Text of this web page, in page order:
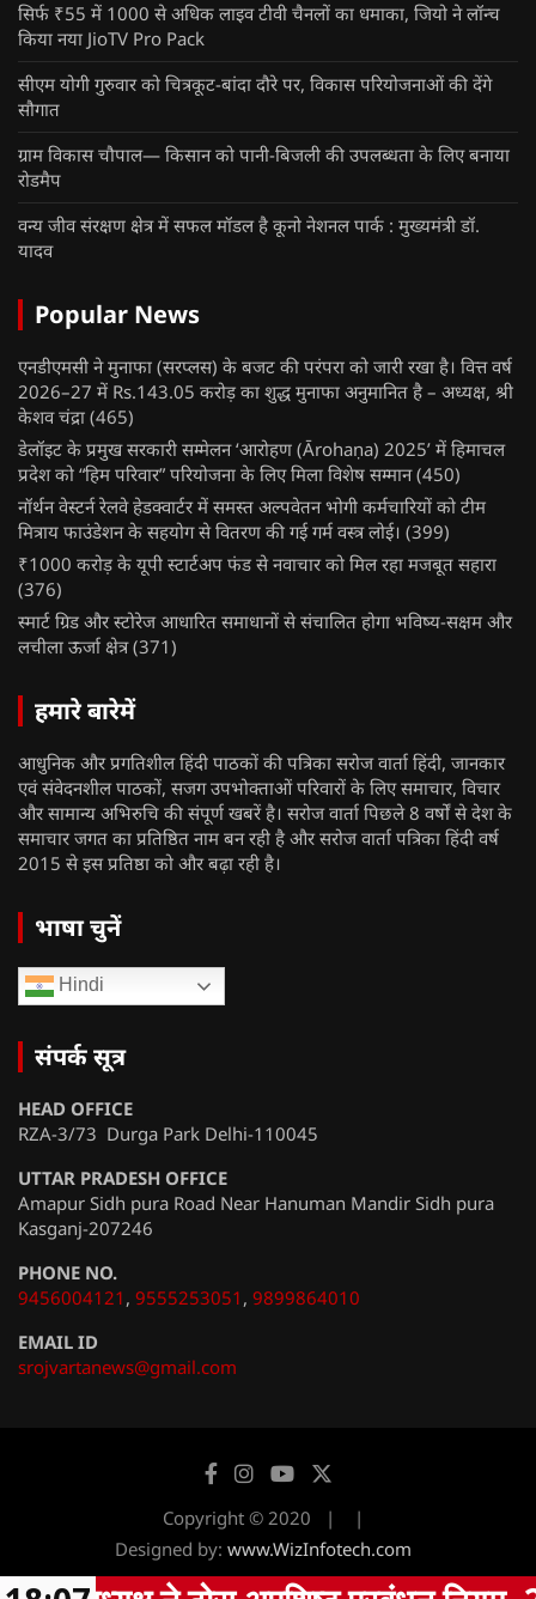
सिर्फ ₹55 में 1000 से अधिक लाइव टीवी चैनलों का धमाका, जियो ने लॉन्च
किया नया JioTV Pro Pack
सीएम योगी गुरुवार को चित्रकूट-बांदा दौरे पर, विकास परियोजनाओं की देंगे
सौगात
ग्राम विकास चौपाल— किसान को पानी-बिजली की उपलब्धता के लिए बनाया
रोडमैप
वन्य जीव संरक्षण क्षेत्र में सफल मॉडल है कूनो नेशनल पार्क : मुख्यमंत्री डॉ.
यादव
Popular News
एनडीएमसी ने मुनाफा (सरप्लस) के बजट की परंपरा को जारी रखा है। वित्त वर्ष
2026–27 में Rs.143.05 करोड़ का शुद्ध मुनाफा अनुमानित है – अध्यक्ष, श्री
केशव चंद्रा (465)
डेलॉइट के प्रमुख सरकारी सम्मेलन ‘आरोहण (Ārohaṇa) 2025’ में हिमाचल
प्रदेश को “हिम परिवार” परियोजना के लिए मिला विशेष सम्मान (450)
नॉर्थन वेस्टर्न रेलवे हेडक्वार्टर में समस्त अल्पवेतन भोगी कर्मचारियों को टीम
मित्राय फाउंडेशन के सहयोग से वितरण की गई गर्म वस्त्र लोई। (399)
₹1000 करोड़ के यूपी स्टार्टअप फंड से नवाचार को मिल रहा मजबूत सहारा
(376)
स्मार्ट ग्रिड और स्टोरेज आधारित समाधानों से संचालित होगा भविष्य-सक्षम और
लचीला ऊर्जा क्षेत्र (371)
हमारे बारेमें
आधुनिक और प्रगतिशील हिंदी पाठकों की पत्रिका सरोज वार्ता हिंदी, जानकार
एवं संवेदनशील पाठकों, सजग उपभोक्ताओं परिवारों के लिए समाचार, विचार
और सामान्य अभिरुचि की संपूर्ण खबरें है। सरोज वार्ता पिछले 8 वर्षों से देश के
समाचार जगत का प्रतिष्ठित नाम बन रही है और सरोज वार्ता पत्रिका हिंदी वर्ष
2015 से इस प्रतिष्ठा को और बढ़ा रही है।
भाषा चुनें
Hindi
संपर्क सूत्र
HEAD OFFICE
RZA-3/73 Durga Park Delhi-110045
UTTAR PRADESH OFFICE
Amapur Sidh pura Road Near Hanuman Mandir Sidh pura
Kasganj-207246
PHONE NO.
9456004121 , 9555253051 , 9899864010
EMAIL ID
srojvartanews@gmail.com
Copyright © 2020
Designed by: www.WizInfotech.com